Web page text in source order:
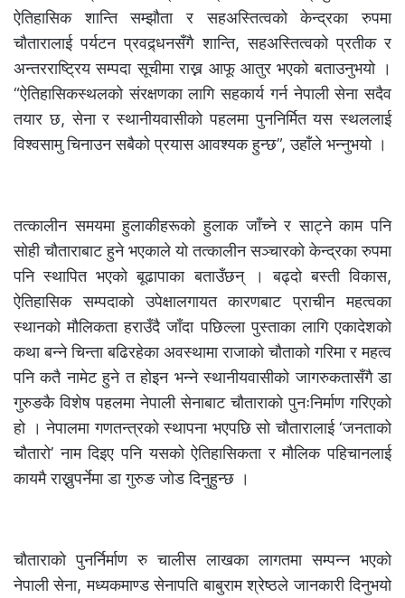
ऐतिहासिक शान्ति सम्झौता र सहअस्तित्वको केन्द्रका रुपमा
चौतारालाई पर्यटन प्रवद्र्धनसँगै शान्ति, सहअस्तित्वको प्रतीक र
अन्तरराष्ट्रिय सम्पदा सूचीमा राख्न आफू आतुर भएको बताउनुभयो ।
“ऐतिहासिकस्थलको संरक्षणका लागि सहकार्य गर्न नेपाली सेना सदैव
तयार छ, सेना र स्थानीयवासीको पहलमा पुननिर्मित यस स्थललाई
विश्वसामु चिनाउन सबैको प्रयास आवश्यक हुन्छ”, उहाँले भन्नुभयो ।
तत्कालीन समयमा हुलाकीहरूको हुलाक जाँच्ने र साट्ने काम पनि
सोही चौताराबाट हुने भएकाले यो तत्कालीन सञ्चारको केन्द्रका रुपमा
पनि स्थापित भएको बूढापाका बताउँछन् । बढ्दो बस्ती विकास,
ऐतिहासिक सम्पदाको उपेक्षालगायत कारणबाट प्राचीन महत्वका
स्थानको मौलिकता हराउँदै जाँदा पछिल्ला पुस्ताका लागि एकादेशको
कथा बन्ने चिन्ता बढिरहेका अवस्थामा राजाको चौताको गरिमा र महत्व
पनि कतै नामेट हुने त होइन भन्ने स्थानीयवासीको जागरुकतासँगै डा
गुरुङकै विशेष पहलमा नेपाली सेनाबाट चौताराको पुनःनिर्माण गरिएको
हो । नेपालमा गणतन्त्रको स्थापना भएपछि सो चौतारालाई ‘जनताको
चौतारो’ नाम दिइए पनि यसको ऐतिहासिकता र मौलिक पहिचानलाई
कायमै राख्नुपर्नेमा डा गुरुङ जोड दिनुहुन्छ ।
चौताराको पुनर्निर्माण रु चालीस लाखका लागतमा सम्पन्न भएको
नेपाली सेना, मध्यकमाण्ड सेनापति बाबुराम श्रेष्ठले जानकारी दिनुभयो